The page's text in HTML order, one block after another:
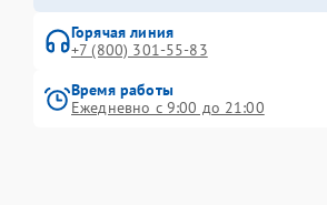
Горячая линия
+7 (800) 301-55-83
Время работы
Ежедневно с 9:00 до 21:00